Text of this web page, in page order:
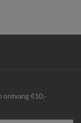
ontvang €10,-